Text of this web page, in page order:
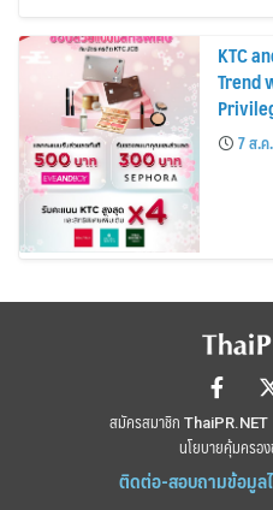
KTC
Trend
7 ส.
สมัครสมาชิก ThaiPR.NET
นโยบายคุ้มครอ
ติดต่อ-สอบถามข้อมูล